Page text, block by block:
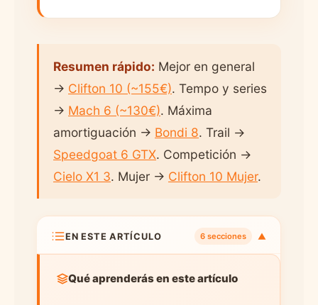
Resumen rápido: Mejor en general
→ Clifton 10 (~155€). Tempo y series
→ Mach 6 (~130€). Máxima
amortiguación → Bondi 8. Trail →
Speedgoat 6 GTX. Competición →
Cielo X1 3. Mujer → Clifton 10 Mujer.
EN ESTE ARTÍCULO 6 secciones ▼
Qué aprenderás en este artículo